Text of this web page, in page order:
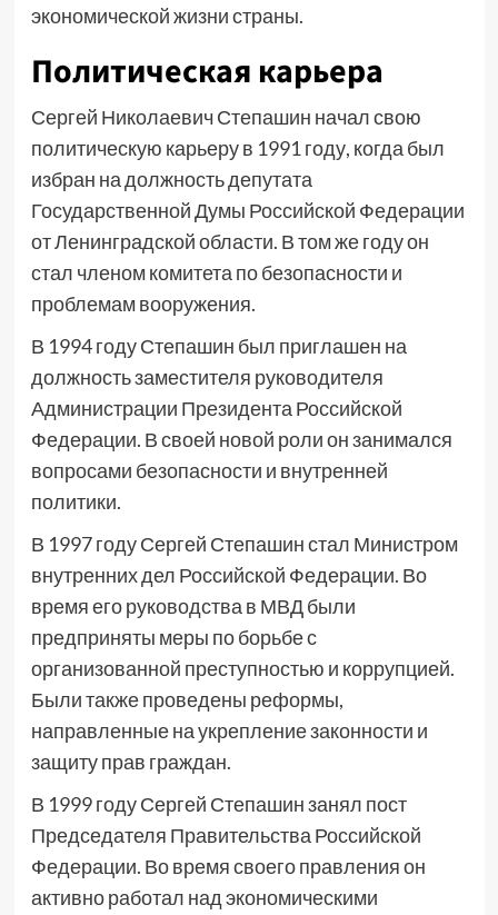
экономической жизни страны.
Политическая карьера
Сергей Николаевич Степашин начал свою
политическую карьеру в 1991 году, когда был
избран на должность депутата
Государственной Думы Российской Федерации
от Ленинградской области. В том же году он
стал членом комитета по безопасности и
проблемам вооружения.
В 1994 году Степашин был приглашен на
должность заместителя руководителя
Администрации Президента Российской
Федерации. В своей новой роли он занимался
вопросами безопасности и внутренней
политики.
В 1997 году Сергей Степашин стал Министром
внутренних дел Российской Федерации. Во
время его руководства в МВД были
предприняты меры по борьбе с
организованной преступностью и коррупцией.
Были также проведены реформы,
направленные на укрепление законности и
защиту прав граждан.
В 1999 году Сергей Степашин занял пост
Председателя Правительства Российской
Федерации. Во время своего правления он
активно работал над экономическими